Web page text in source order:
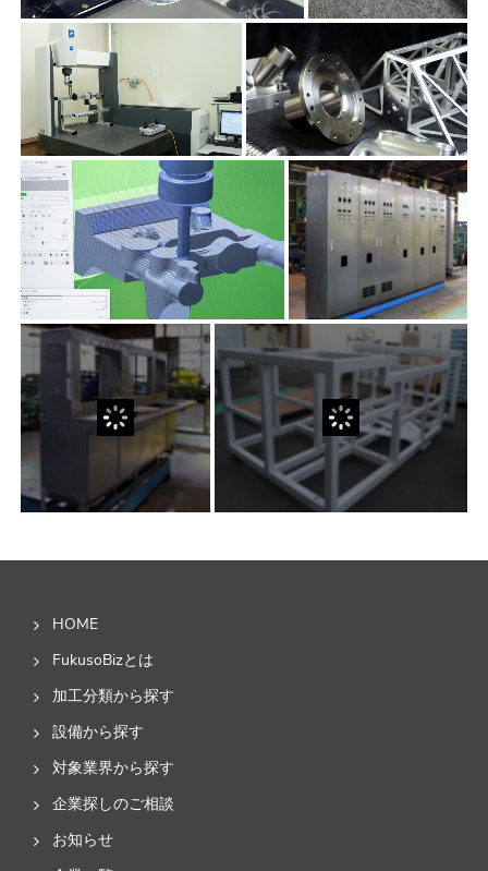
HOME
FukusoBizとは
加工分類から探す
設備から探す
対象業界から探す
企業探しのご相談
お知らせ